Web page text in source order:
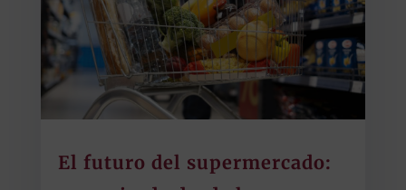
El futuro del supermercado: